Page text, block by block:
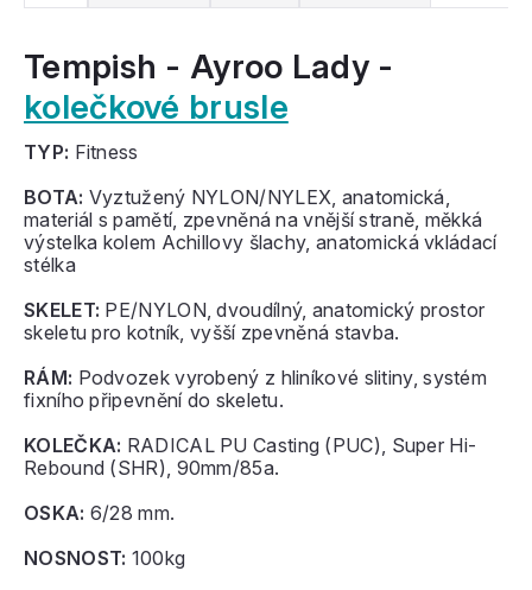
Tempish - Ayroo Lady -
kolečkové brusle
TYP: Fitness
BOTA: Vyztužený NYLON/NYLEX, anatomická,
materiál s pamětí, zpevněná na vnější straně, měkká
výstelka kolem Achillovy šlachy, anatomická vkládací
stélka
SKELET: PE/NYLON, dvoudílný, anatomický prostor
skeletu pro kotník, vyšší zpevněná stavba.
RÁM: Podvozek vyrobený z hliníkové slitiny, systém
fixního připevnění do skeletu.
KOLEČKA: RADICAL PU Casting (PUC), Super Hi-
Rebound (SHR), 90mm/85a.
OSKA: 6/28 mm.
NOSNOST: 100kg